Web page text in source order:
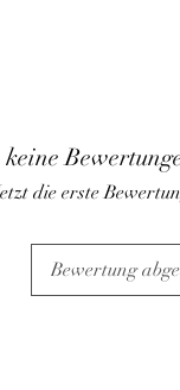
keine
die erste
Bewertung